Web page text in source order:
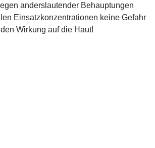
anderslautender Behauptungen
Einsatzkonzentrationen keine Gefahr
Wirkung auf die Haut!